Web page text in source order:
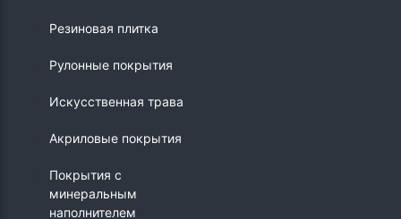
Резиновая плитка
Рулонные покрытия
Искусственная трава
Акриловые покрытия
Покрытия с
минеральным
наполнителем